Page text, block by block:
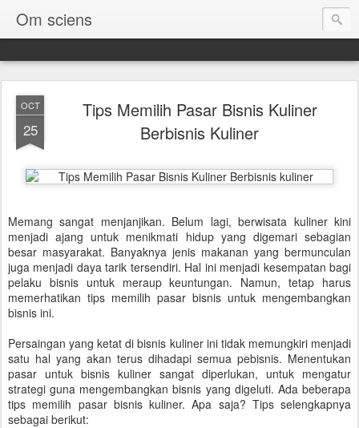
Om sciens
OCT
25
Tips Memilih Pasar Bisnis Kuliner
Berbisnis Kuliner
Memang sangat menjanjikan. Belum lagi, berwisata kuliner kini
menjadi ajang untuk menikmati hidup yang digemari sebagian
besar masyarakat. Banyaknya jenis makanan yang bermunculan
juga menjadi daya tarik tersendiri. Hal ini menjadi kesempatan bagi
pelaku bisnis untuk meraup keuntungan. Namun, tetap harus
memerhatikan tips memilih pasar bisnis untuk mengembangkan
bisnis ini.
Persaingan yang ketat di bisnis kuliner ini tidak memungkiri menjadi
satu hal yang akan terus dihadapi semua pebisnis. Menentukan
pasar untuk bisnis kuliner sangat diperlukan, untuk mengatur
strategi guna mengembangkan bisnis yang digeluti. Ada beberapa
tips memilih pasar bisnis kuliner. Apa saja? Tips selengkapnya
sebagai berikut: